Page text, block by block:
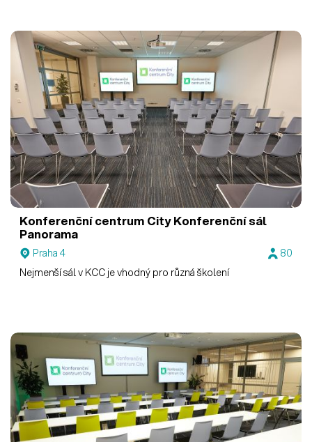
Konferenční centrum CityKonferenční sál
Panorama
Praha 4
80
Nejmenší sál v KCC je vhodný pro různá školení